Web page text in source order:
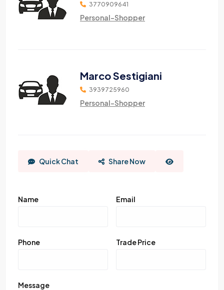
3770909641
Personal-Shopper
Marco Sestigiani
3939725960
Personal-Shopper
Quick Chat Share Now
Name Email
Phone Trade Price
Message